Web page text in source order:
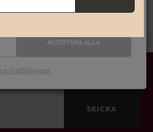
SKICKA
ACCEPTERA ALLA
inställningar